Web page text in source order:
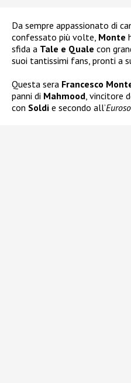
Da sempre appassionato di
confessato più volte, Monte
sfida a Tale e Quale con
suoi tantissimi fans, pronti a
Questa sera Francesco
panni di Mahmood , vincitore
con Soldi e secondo all’